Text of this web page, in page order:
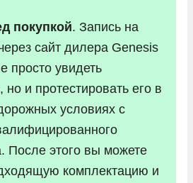
покупкой. Запись на
сайт дилера Genesis
просто увидеть
но и протестировать его в
условиях с
После этого вы можете
комплектацию и